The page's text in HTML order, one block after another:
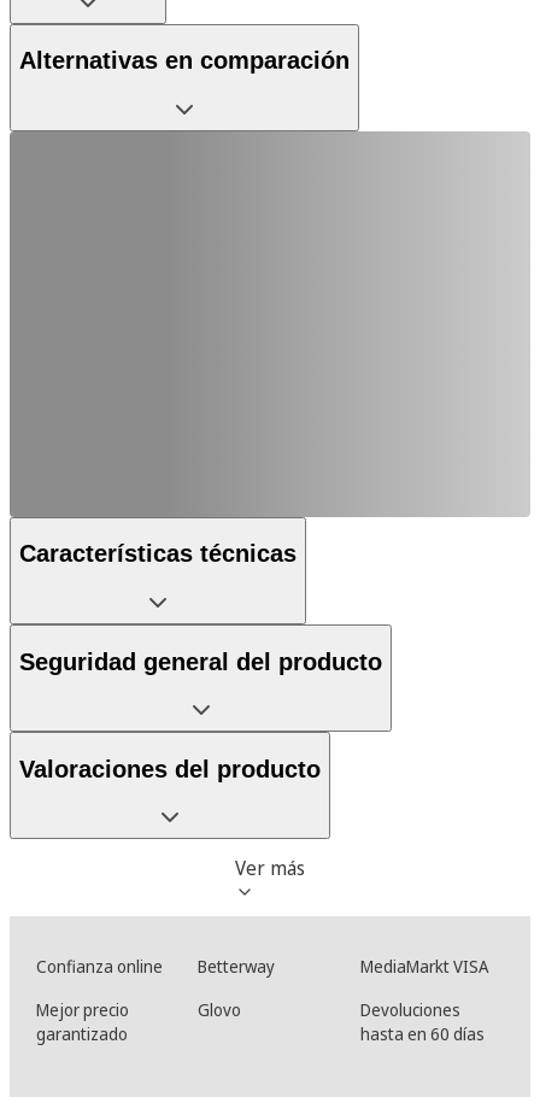
Alternativas en comparación
Características técnicas
Seguridad general del producto
Valoraciones del producto
Ver más
Confianza online Betterway
MediaMarkt VISA
Mejor precio
garantizado
Glovo
Devoluciones
hasta en 60 días